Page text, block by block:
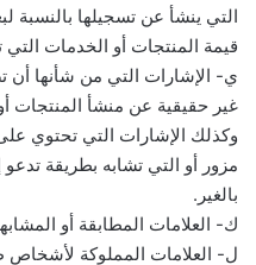
التي ينشأ عن تسجيلها
قيمة المنتجات أو الخدمات التي
ي- الإشارات التي من شأنها أن
غير حقيقية عن منشأ المنتجات
وكذلك الإشارات التي تحتوي
مزور أو التي تشابه بطريقة
بالغير.
ك- العلامات المطابقة أو
ل- العلامات المملوكة لأشخاص